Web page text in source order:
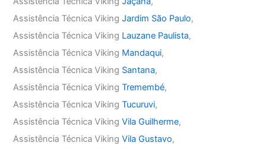
Assistência Técnica VikingJardim São Paulo,
Assistência Técnica Viking Lauzane Paulista,
Assistência Técnica Viking Mandaqui,
Assistência Técnica Viking Santana,
Assistência Técnica VikingTremembé,
Assistência Técnica VikingTucuruvi,
Assistência Técnica VikingVila Guilherme,
Assistência Técnica VikingVila Gustavo,